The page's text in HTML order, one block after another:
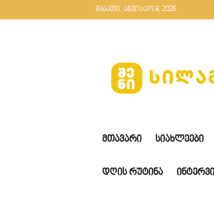
შაბათი, აგვისტო 8, 2026
ᲛᲗᲐᲕᲐᲠᲘ ᲡᲘᲐᲮᲚᲔᲔᲑᲘ
ᲓᲦᲘᲡ ᲠᲣᲢᲘᲜᲐ